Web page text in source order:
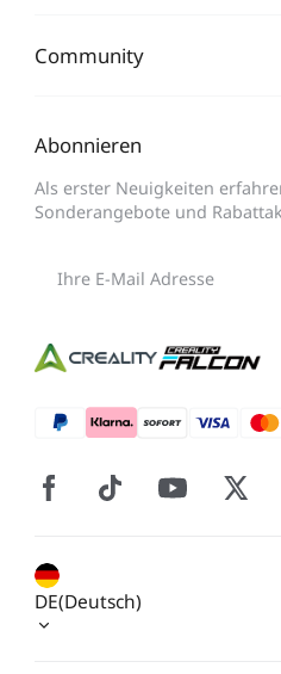
Community
Abonnieren
Als erster Neuigkeiten
Sonderangebote und
DE(Deutsch)